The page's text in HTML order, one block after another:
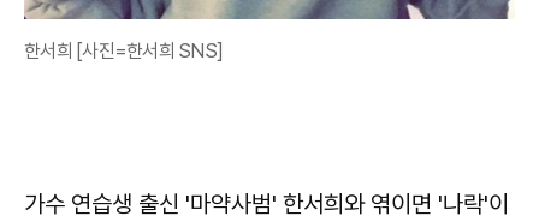
한서희 [사진=한서희 SNS]
가수 연습생 출신 '마약사범' 한서희와 엮이면 '나락'이